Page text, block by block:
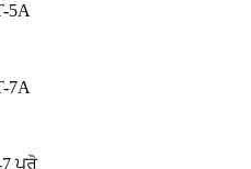
5A
7A
ਪ੍ਰੋ